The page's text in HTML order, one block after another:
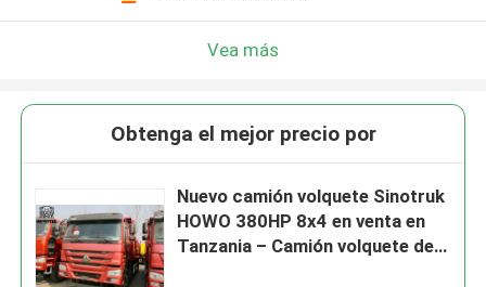
Vea más
Obtenga el mejor precio por
Nuevo camión volquete Sinotruk
HOWO 380HP 8x4 en venta en
Tanzania – Camión volquete de